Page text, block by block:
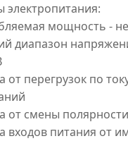
электропитания:
мощность -
диапазон
от перегрузок по
от смены полярности
входов питания от